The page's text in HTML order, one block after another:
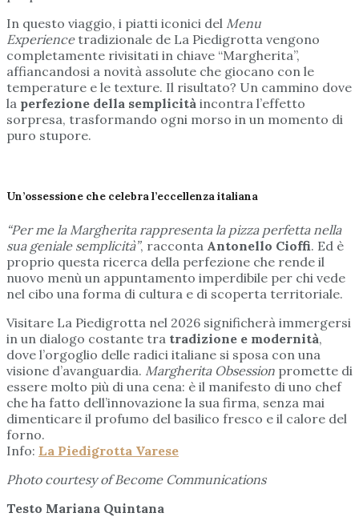
In questo viaggio, i piatti iconici del Menu
Experiencetradizionale de La Piedigrotta vengono
completamente rivisitati in chiave “Margherita”,
affiancandosi a novità assolute che giocano con le
temperature e le texture. Il risultato? Un cammino dove
la perfezione della semplicità incontra l’effetto
sorpresa, trasformando ogni morso in un momento di
puro stupore.
Un’ossessione che celebra l’eccellenza italiana
“Per me la Margherita rappresenta la pizza perfetta nella
sua geniale semplicità”, racconta Antonello Cioffi. Ed è
proprio questa ricerca della perfezione che rende il
nuovo menù un appuntamento imperdibile per chi vede
nel cibo una forma di cultura e di scoperta territoriale.
Visitare La Piedigrotta nel 2026 significherà immergersi
in un dialogo costante tra tradizione e modernità,
dove l’orgoglio delle radici italiane si sposa con una
visione d’avanguardia. Margherita Obsession promette di
essere molto più di una cena: è il manifesto di uno chef
che ha fatto dell’innovazione la sua firma, senza mai
dimenticare il profumo del basilico fresco e il calore del
forno.
Info: La Piedigrotta Varese
Photo courtesy of Become Communications
Testo Mariana Quintana